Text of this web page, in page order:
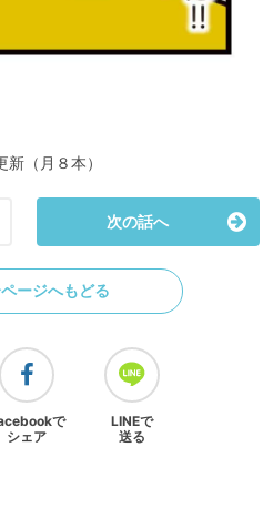
新（月８本）
次の話へ
ージへもどる
で
シェア
LINEで
送る